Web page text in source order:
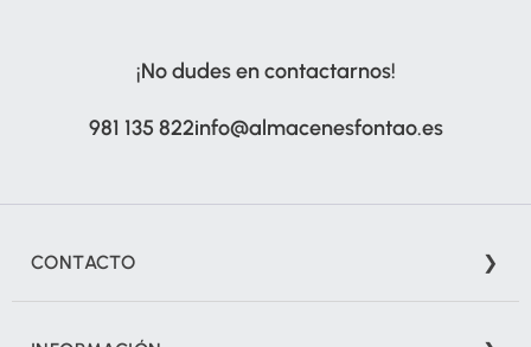
¡No dudes en contactarnos!
981 135 822info@almacenesfontao.es
CONTACTO